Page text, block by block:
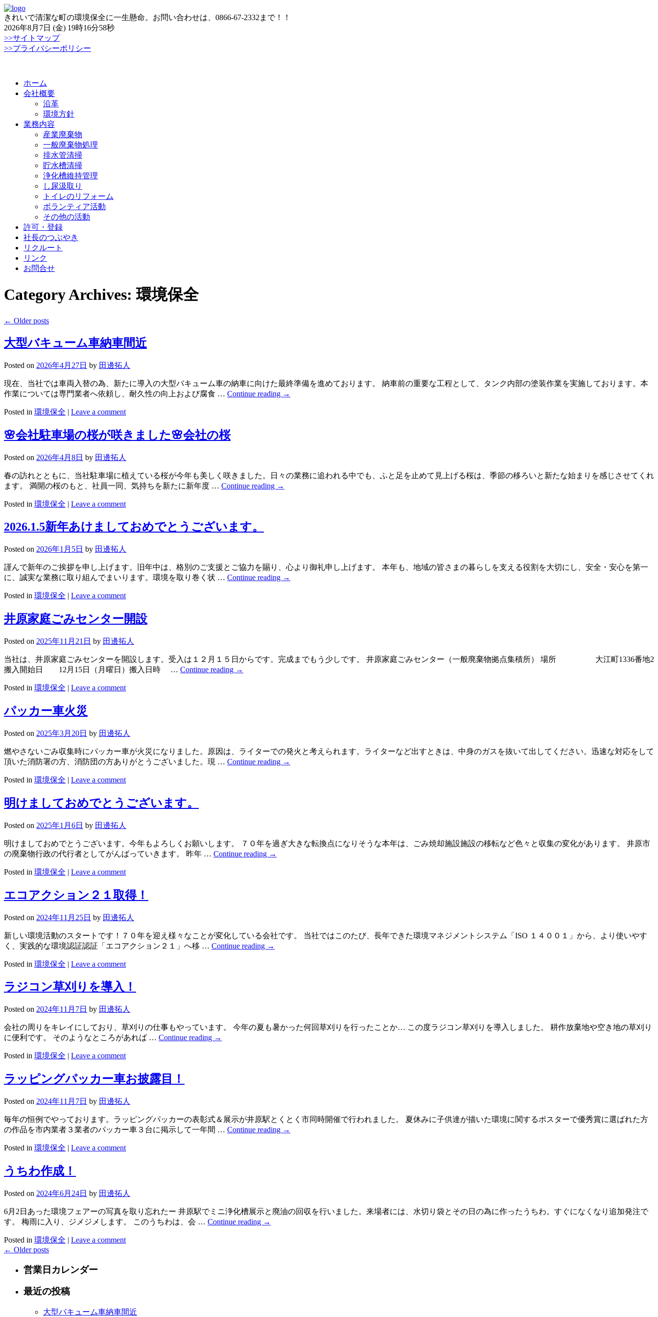
きれいで清潔な町の環境保全に一生懸命。お問い合わせは、0866-67-2332まで！！
2026年8月7日 (金) 19時16分58秒
>>サイトマップ
>>プライバシーポリシー
Skip
content
ホーム
会社概要
沿革
環境方針
業務内容
産業廃棄物
一般廃棄物処理
排水管清掃
貯水槽清掃
浄化槽維持管理
し尿汲取り
トイレのリフォーム
ボランティア活動
その他の活動
許可・登録
社長のつぶやき
リクルート
リンク
お問合せ
Category Archives:環境保全
← Older posts
大型バキューム車納車間近
Posted on 2026年4月27日 by 田邊拓人
現在、当社では車両入替の為、新たに導入の大型バキューム車の納車に向けた最終準備を進めております。 納車前の重要な工程として、タンク内部の塗装作業を実施しております。本
作業については専門業者へ依頼し、耐久性の向上および腐食 … Continue reading →
Posted in 環境保全 | Leave a comment
🌸会社駐車場の桜が咲きました🌸会社の桜
Posted on 2026年4月8日 by 田邊拓人
春の訪れとともに、当社駐車場に植えている桜が今年も美しく咲きました。日々の業務に追われる中でも、ふと足を止めて見上げる桜は、季節の移ろいと新たな始まりを感じさせてくれ
ます。 満開の桜のもと、社員一同、気持ちを新たに新年度 … Continue reading →
Posted in 環境保全 | Leave a comment
2026.1.5新年あけましておめでとうございます。
Posted on 2026年1月5日 by 田邊拓人
謹んで新年のご挨拶を申し上げます。旧年中は、格別のご支援とご協力を賜り、心より御礼申し上げます。 本年も、地域の皆さまの暮らしを支える役割を大切にし、安全・安心を第一
に、誠実な業務に取り組んでまいります。環境を取り巻く状 … Continue reading →
Posted in 環境保全 | Leave a comment
井原家庭ごみセンター開設
Posted on 2025年11月21日 by 田邊拓人
当社は、井原家庭ごみセンターを開設します。受入は１２月１５日からです。完成までもう少しです。 井原家庭ごみセンター（一般廃棄物拠点集積所） 場所 大江町1336番地2
搬入開始日 12月15日（月曜日）搬入日時 … Continue reading →
Posted in 環境保全 | Leave a comment
パッカー車火災
Posted on 2025年3月20日 by 田邊拓人
燃やさないごみ収集時にパッカー車が火災になりました。原因は、ライターでの発火と考えられます。ライターなど出すときは、中身のガスを抜いて出してください。迅速な対応をして
頂いた消防署の方、消防団の方ありがとうございました。現 … Continue reading →
Posted in 環境保全 | Leave a comment
明けましておめでとうございます。
Posted on 2025年1月6日 by 田邊拓人
明けましておめでとうございます。今年もよろしくお願いします。 ７０年を過ぎ大きな転換点になりそうな本年は、ごみ焼却施設施設の移転など色々と収集の変化があります。 井原市
の廃棄物行政の代行者としてがんばっていきます。 昨年 … Continue reading →
Posted in 環境保全 | Leave a comment
エコアクション２１取得！
Posted on 2024年11月25日 by 田邊拓人
新しい環境活動のスタートです！７０年を迎え様々なことが変化している会社です。 当社ではこのたび、長年できた環境マネジメントシステム「ISO １４００１」から、より使いやす
く、実践的な環境認証認証「エコアクション２１」へ移 … Continue reading →
Posted in 環境保全 | Leave a comment
ラジコン草刈りを導入！
Posted on 2024年11月7日 by 田邊拓人
会社の周りをキレイにしており、草刈りの仕事もやっています。 今年の夏も暑かった何回草刈りを行ったことか… この度ラジコン草刈りを導入しました。 耕作放棄地や空き地の草刈り
に便利です。 そのようなところがあれば … Continue reading →
Posted in 環境保全 | Leave a comment
ラッピングパッカー車お披露目！
Posted on 2024年11月7日 by 田邊拓人
毎年の恒例でやっております。ラッピングパッカーの表彰式＆展示が井原駅とくとく市同時開催で行われました。 夏休みに子供達が描いた環境に関するポスターで優秀賞に選ばれた方
の作品を市内業者３業者のパッカー車３台に掲示して一年間 … Continue reading →
Posted in 環境保全 | Leave a comment
うちわ作成！
Posted on 2024年6月24日 by 田邊拓人
6月2日あった環境フェアーの写真を取り忘れたー 井原駅でミニ浄化槽展示と廃油の回収を行いました。来場者には、水切り袋とその日の為に作ったうちわ。すぐになくなり追加発注で
す。 梅雨に入り、ジメジメします。 このうちわは、会 … Continue reading →
Posted in 環境保全 | Leave a comment
← Older posts
営業日カレンダー
最近の投稿
大型バキューム車納車間近